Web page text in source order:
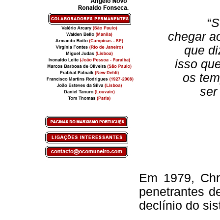
“
chegar
que
isso
os
ser
Em 1979,
penetrantes
declínio do